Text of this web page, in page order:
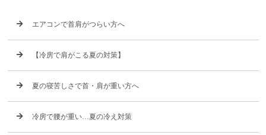
エアコンで首肩がつらい方へ
【冷房で肩がこる夏の対策】
夏の寝苦しさで首・肩が重い方へ
冷房で腰が重い…夏の冷え対策